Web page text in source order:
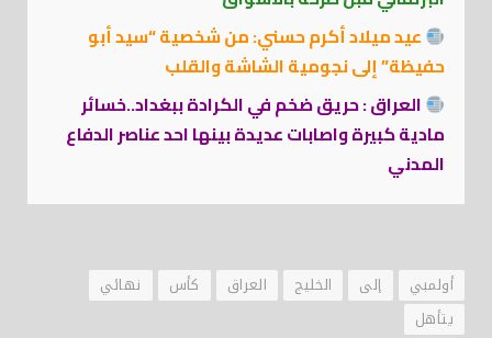
عيد ميلاد أكرم حسني: من شخصية “سيد أبو
حفيظة” إلى نجومية الشاشة والقلب
العراق : حريق ضخم في الكرادة ببغداد..خسائر
مادية كبيرة واصابات عديدة بينها احد عناصر الدفاع
المدني
أولمبي إلى الخليج العراق كأس
نهائي
يتأهل